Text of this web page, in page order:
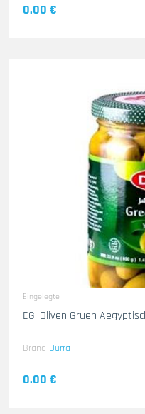
0.00 €
Eingelegte
EG. Oliven Gruen
Brand Durra
0.00 €